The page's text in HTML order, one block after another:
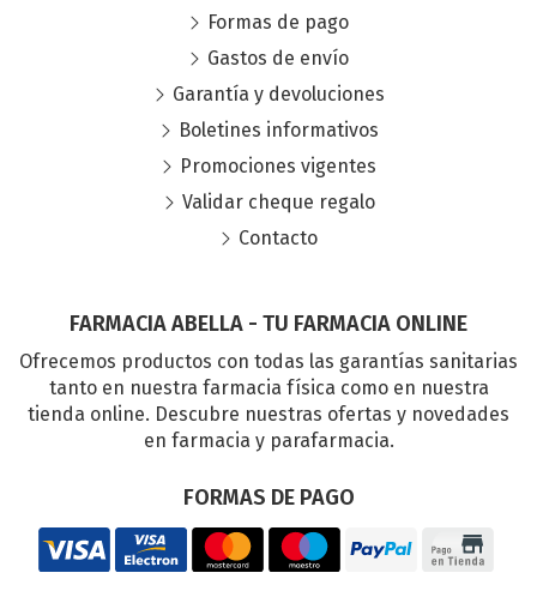
FARMACIA ABELLA - TU FARMACIA ONLINE
Ofrecemos productos con todas las garantías sanitarias
tanto en nuestra farmacia física como en nuestra
tienda online. Descubre nuestras ofertas y novedades
en farmacia y parafarmacia.
FORMAS DE PAGO
Formas de pago
Gastos de envío
Garantía y devoluciones
Boletines informativos
Promociones vigentes
Validar cheque regalo
Contacto